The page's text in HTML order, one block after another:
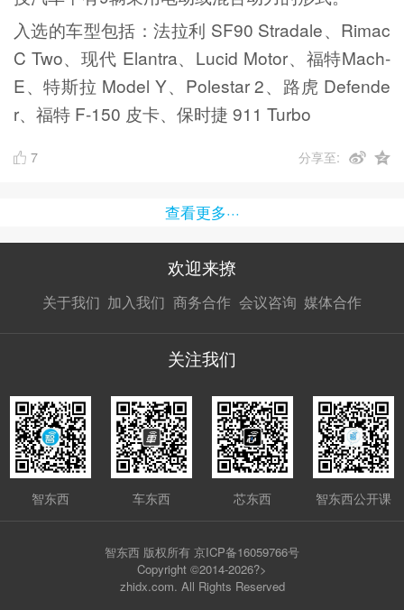
入选的车型包括：法拉利 SF90 Stradale、Rimac
C Two、现代 Elantra、Lucid Motor、福特Mach-
E、特斯拉 Model Y、Polestar 2、路虎 Defende
r、福特 F-150 皮卡、保时捷 911 Turbo
7 分享至:
查看更多···
欢迎来撩
关于我们 加入我们
接扔简历
商务合作
接开聊
会议咨询 媒体合作
接开聊
关注我们
智东西 车东西 芯东西 智东西公开课
智东西 版权所有 京ICP备16059766号
Copyright ©2014-2026?>
zhidx.com. All Rights Reserved